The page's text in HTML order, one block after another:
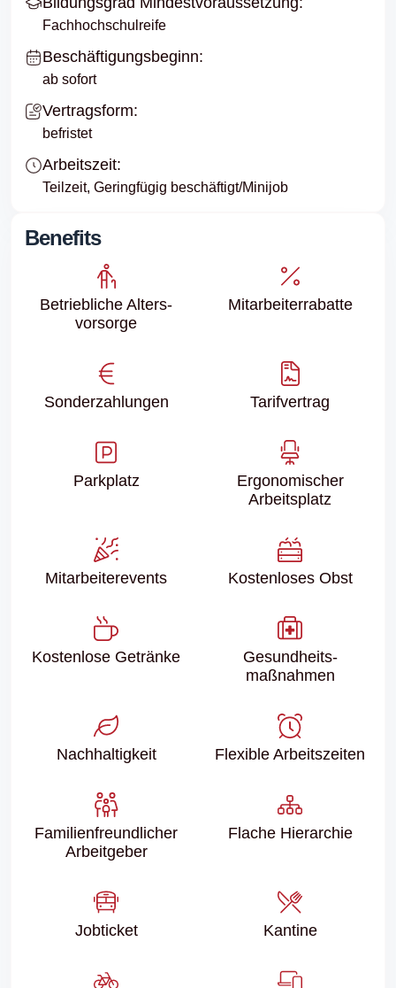
Fachhochschulreife
Beschäftigungsbeginn:
ab sofort
Vertragsform:
befristet
Arbeitszeit:
Teilzeit, Geringfügig beschäftigt/Minijob
Benefits
Betriebliche Alters­
vorsorge
Mitarbeiter­rabatte
Sonder­zahlungen Tarifvertrag
Parkplatz
Ergonomischer
Arbeitsplatz
Mitarbeiter­events Kostenloses Obst
Kostenlose Getränke
Gesundheits­
maßnahmen
Nachhaltigkeit Flexible Arbeitszeiten
Familien­freundlicher
Arbeitgeber
Flache Hierarchie
Jobticket Kantine